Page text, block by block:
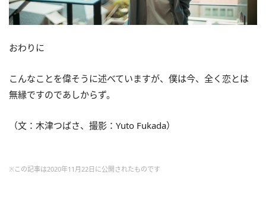
おわりに
こんなことを偉そうに述べていますが、僕は今、全く恋とは
無縁ですのであしからず。
（文：木津つばさ、撮影：Yuto Fukada）
※この記事は2020年11月22日に公開されたものです